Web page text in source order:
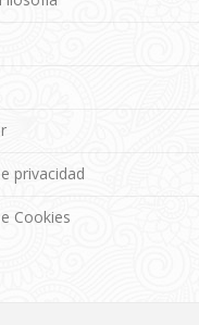
privacidad
Cookies